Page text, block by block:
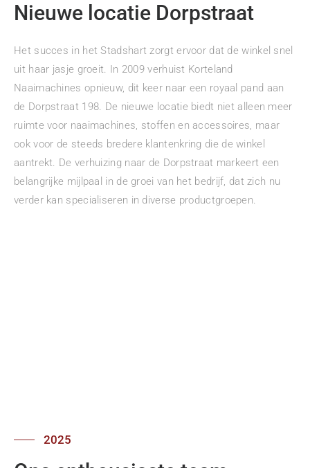
Nieuwe locatie Dorpstraat
Het succes in het Stadshart zorgt ervoor dat de winkel snel
uit haar jasje groeit. In 2009 verhuist Korteland
Naaimachines opnieuw, dit keer naar een royaal pand aan
de Dorpstraat 198. De nieuwe locatie biedt niet alleen meer
ruimte voor naaimachines, stoffen en accessoires, maar
ook voor de steeds bredere klantenkring die de winkel
aantrekt. De verhuizing naar de Dorpstraat markeert een
belangrijke mijlpaal in de groei van het bedrijf, dat zich nu
verder kan specialiseren in diverse productgroepen.
2025